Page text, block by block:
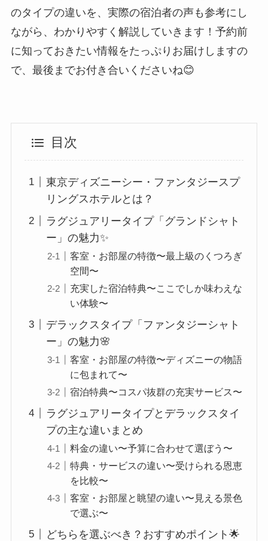
のタイプの違いを、実際の宿泊者の声も参考にし
ながら、わかりやすく解説していきます！予約前
に知っておきたい情報をたっぷりお届けしますの
で、最後までお付き合いくださいね😊
目次
東京ディズニーシー・ファンタジースプ
リングスホテルとは？
ラグジュアリータイプ「グランドシャト
ー」の魅力✨
客室・お部屋の特徴〜最上級のくつろぎ
空間〜
充実した宿泊特典〜ここでしか味わえな
い体験〜
デラックスタイプ「ファンタジーシャト
ー」の魅力🌸
客室・お部屋の特徴〜ディズニーの物語
に包まれて〜
宿泊特典〜コスパ抜群の充実サービス〜
ラグジュアリータイプとデラックスタイ
プの主な違いまとめ
料金の違い〜予算に合わせて選ぼう〜
特典・サービスの違い〜受けられる恩恵
を比較〜
客室・お部屋と眺望の違い〜見える景色
で選ぶ〜
どちらを選ぶべき？おすすめポイント🌟